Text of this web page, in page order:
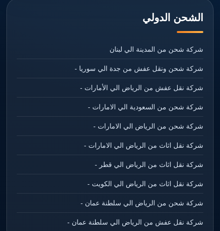
الشحن الدولي
شركة شحن من المدينة الي لبنان
شركة شحن ونقل عفش من جدة الي سوريا -
شركة نقل عفش من الرياض الي الأمارات -
شركة شحن من السعودية الي الامارات -
شركة شحن من الرياض الي الامارات -
شركة نقل اثاث من الرياض الي الامارات -
شركة نقل اثاث من الرياض الي قطر -
شركة نقل اثاث من الرياض الي الكويت -
شركة شحن من الرياض الي سلطنة عمان -
شركة نقل عفش من الرياض الي سلطنة عمان -